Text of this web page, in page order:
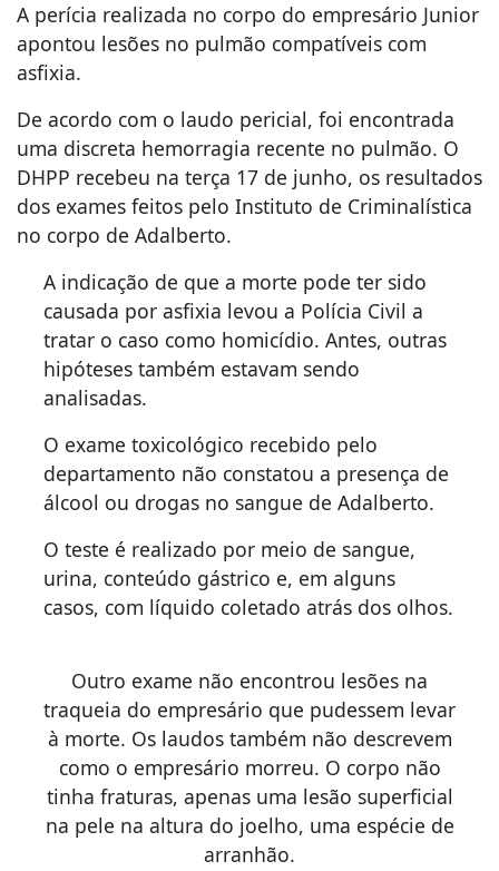
A perícia realizada no corpo do empresário Junior
apontou lesões no pulmão compatíveis com
asfixia.
De acordo com o laudo pericial, foi encontrada
uma discreta hemorragia recente no pulmão. O
DHPP recebeu na terça 17 de junho, os resultados
dos exames feitos pelo Instituto de Criminalística
no corpo de Adalberto.
A indicação de que a morte pode ter sido
causada por asfixia levou a Polícia Civil a
tratar o caso como homicídio. Antes, outras
hipóteses também estavam sendo
analisadas.
O exame toxicológico recebido pelo
departamento não constatou a presença de
álcool ou drogas no sangue de Adalberto.
O teste é realizado por meio de sangue,
urina, conteúdo gástrico e, em alguns
casos, com líquido coletado atrás dos olhos.
Outro exame não encontrou lesões na
traqueia do empresário que pudessem levar
à morte. Os laudos também não descrevem
como o empresário morreu. O corpo não
tinha fraturas, apenas uma lesão superficial
na pele na altura do joelho, uma espécie de
arranhão.